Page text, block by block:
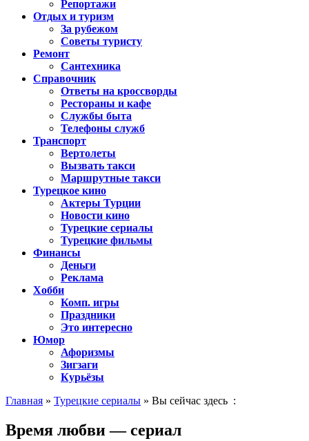
Репортажи
Отдых и туризм
За рубежом
Советы туристу
Ремонт
Сантехника
Справочник
Ответы на кроссворды
Рестораны и кафе
Службы быта
Телефоны служб
Транспорт
Вертолеты
Вызвать такси
Маршрутные такси
Турецкое кино
Актеры Турции
Новости кино
Турецкие сериалы
Турецкие фильмы
Финансы
Деньги
Реклама
Хобби
Комп. игры
Праздники
Это интересно
Юмор
Афоризмы
Зигзаги
Курьёзы
Главная » Турецкие сериалы » Вы сейчас здесь :
Время любви — сериал